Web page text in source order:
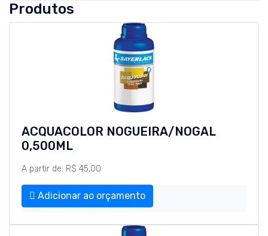
Produtos
ACQUACOLOR NOGUEIRA/NOGAL
0,500ML
A partir de: R$ 45,00
Adicionar ao orçamento